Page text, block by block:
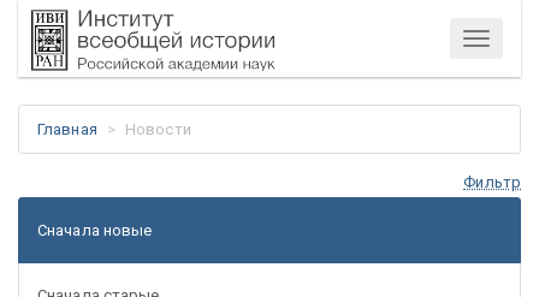
Меню
Главная Новости
Фильтр
Сначала новые